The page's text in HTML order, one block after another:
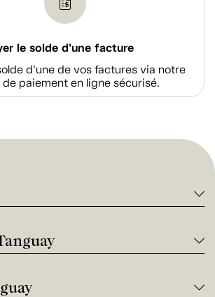
le solde d'une facture
d’une de vos factures via notre
paiement en ligne sécurisé.